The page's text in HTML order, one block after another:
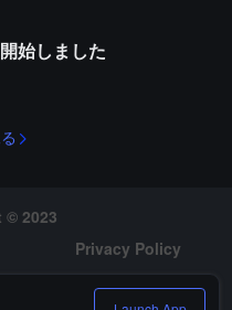
始しました
© 2023
Privacy Policy